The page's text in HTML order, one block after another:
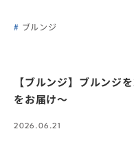
ブルンジ
【ブルンジ】ブルンジ
をお届け〜
2026.06.21